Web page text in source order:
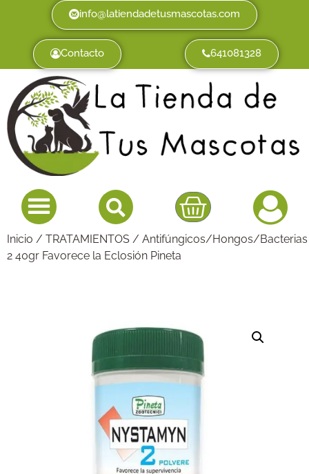
info@latiendadetusmascotas.com
Contacto 641081328
Inicio / TRATAMIENTOS / Antifúngicos/Hongos/Bacterias
2 40gr Favorece la Eclosión Pineta